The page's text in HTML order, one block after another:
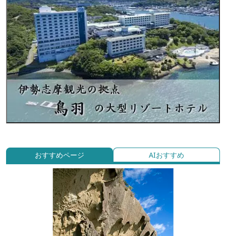
おすすめページ AIおすすめ